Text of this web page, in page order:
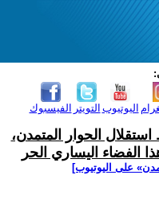
الفيسبوك التويتر اليوتيوب
الحوار المتمدن،
الفضاء اليساري الحر
على اليوتيوب]